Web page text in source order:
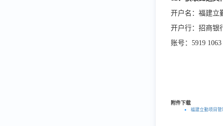
开户名：福建立
开户行：招商银
账号：5919 1063
附件下载
福建立勤项目